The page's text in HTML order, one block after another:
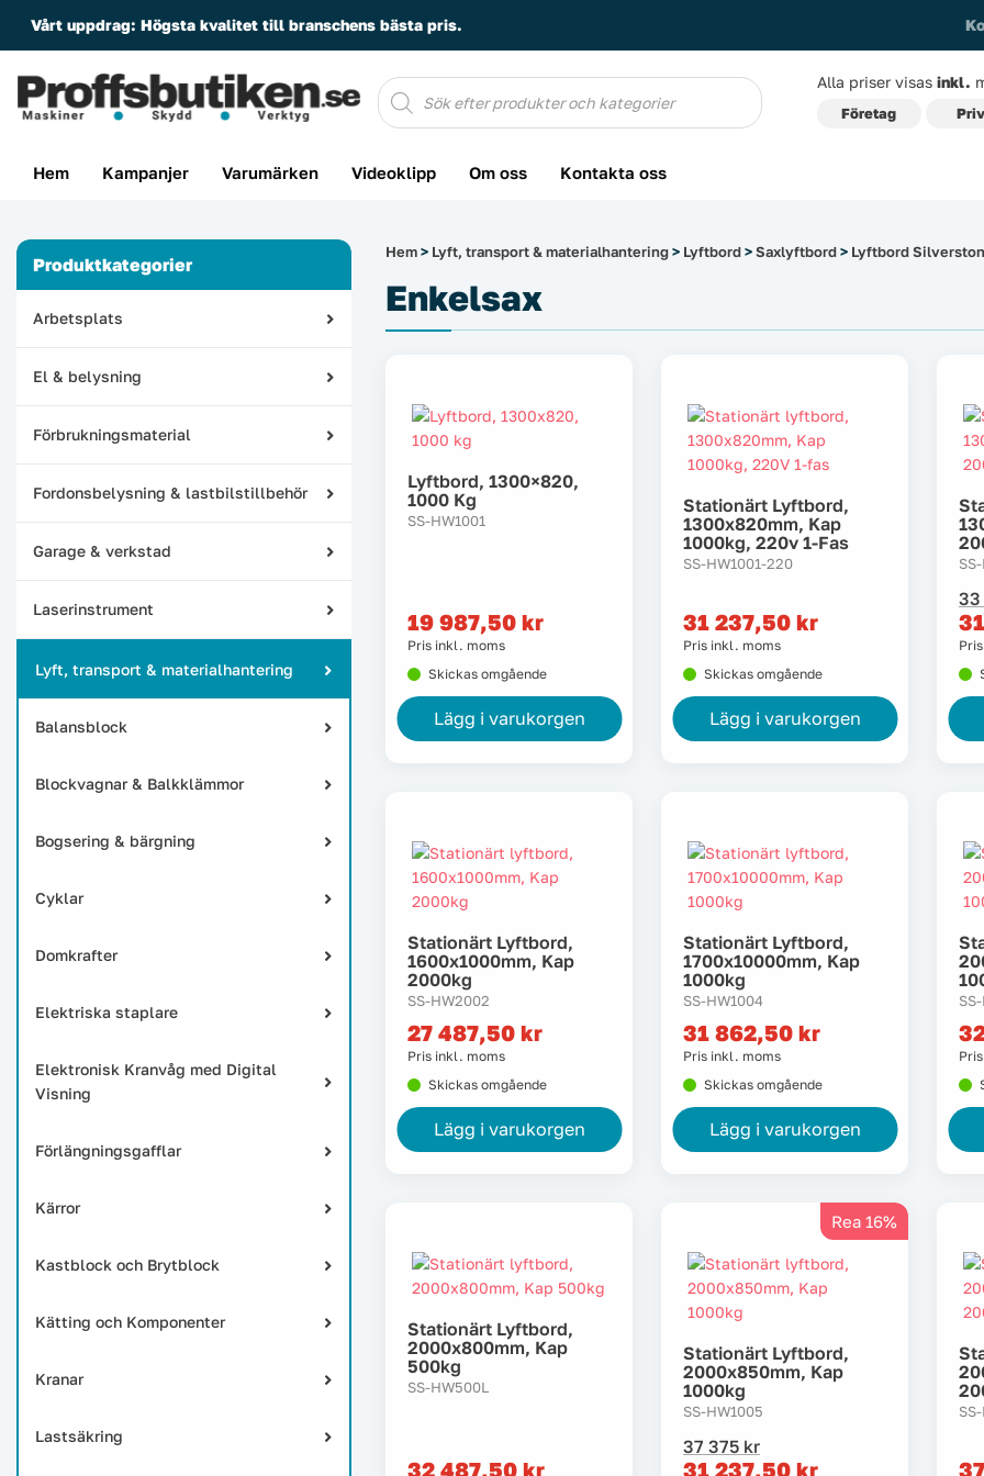
Vårt uppdrag: Högsta kvalitet till branschens bästa pris.
Produktsökning Alla priser visas inkl.
Företag
Hem Kampanjer Varumärken Videoklipp Om oss Kontakta oss
Produktkategorier
Arbetsplats
El & belysning
Förbrukningsmaterial
Fordonsbelysning & lastbilstillbehör
Garage & verkstad
Laserinstrument
Lyft, transport & materialhantering
Balansblock
Blockvagnar & Balkklämmor
Bogsering & bärgning
Cyklar
Domkrafter
Elektriska staplare
Elektronisk Kranvåg med Digital
Visning
Förlängningsgafflar
Kärror
Kastblock och Brytblock
Kätting och Komponenter
Kranar
Lastsäkring
Hem> Lyft, transport & materialhantering> Lyftbord>Saxlyftbord> Lyftbord
Enkelsax
Lyftbord, 1300×820,
1000 Kg
SS-HW1001
19 987,50 kr
Pris inkl. moms
Skickas omgående
Lägg i varukorgen
Stationärt Lyftbord,
1300x820mm, Kap
1000kg, 220v 1-Fas
SS-HW1001-220
31 237,50 kr
Pris inkl. moms
Skickas omgående
Lägg i varukorgen
Stationärt Lyftbord,
1600x1000mm, Kap
2000kg
SS-HW2002
27 487,50 kr
Pris inkl. moms
Skickas omgående
Lägg i varukorgen
Stationärt Lyftbord,
1700x10000mm, Kap
1000kg
SS-HW1004
31 862,50 kr
Pris inkl. moms
Skickas omgående
Lägg i varukorgen
Stationärt Lyftbord,
2000x800mm, Kap
500kg
SS-HW500L
32 487,50 kr
Rea 16%
Stationärt Lyftbord,
2000x850mm, Kap
1000kg
SS-HW1005
37 375 kr
Det
ursprungliga
31 237,50 kr
Det
nuvarande